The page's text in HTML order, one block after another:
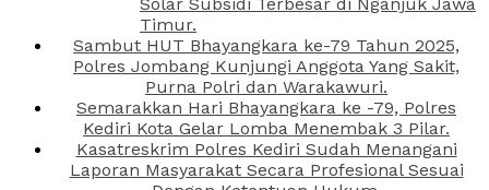
Timur.
Sambut HUT Bhayangkara ke-79 Tahun 2025,
Polres Jombang Kunjungi Anggota Yang Sakit,
Purna Polri dan Warakawuri.
Semarakkan Hari Bhayangkara ke -79, Polres
Kediri Kota Gelar Lomba Menembak 3 Pilar.
Kasatreskrim Polres Kediri Sudah Menangani
Laporan Masyarakat Secara Profesional Sesuai